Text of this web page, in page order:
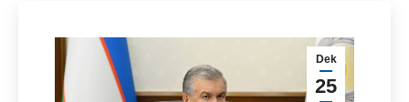
Dek
25